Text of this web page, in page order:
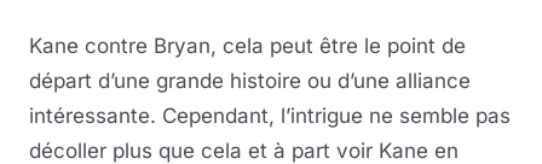
Kane contre Bryan, cela peut être le point de
départ d’une grande histoire ou d’une alliance
intéressante. Cependant, l’intrigue ne semble pas
décoller plus que cela et à part voir Kane en